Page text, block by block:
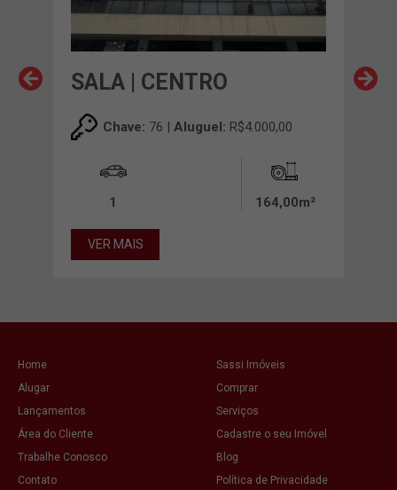
SALA | CENTRO
Chave: 76 | Aluguel: R$4.000,00
1 164,00m²
VER MAIS
Home
Sassi Imóveis
Alugar
Comprar
Lançamentos
Serviços
Área do Cliente
Cadastre o seu Imóvel
Trabalhe Conosco
Blog
Contato
Política de Privacidade